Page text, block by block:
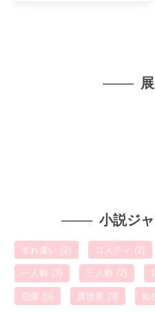
小説ジ
すれ違い (2) コメディ (2)
一人称 (3) 三人称 (2)
恋愛 (5) 異世界 (3) 転